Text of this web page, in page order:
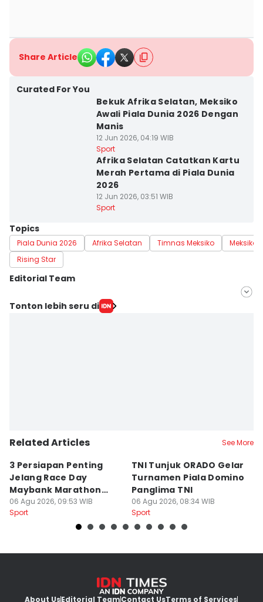
Share Article
Curated For You
Bekuk Afrika Selatan, Meksiko
Awali Piala Dunia 2026 Dengan
Manis
12 Jun 2026, 04:19 WIB
Sport
Afrika Selatan Catatkan Kartu
Merah Pertama di Piala Dunia
2026
12 Jun 2026, 03:51 WIB
Sport
Topics
Piala Dunia 2026 Afrika Selatan Timnas Meksiko
Meksiko
Rising Star
Editorial Team
Editor
Tonton lebih seru di
Related Articles See More
3 Persiapan Penting
Jelang Race Day
Maybank Marathon
2026
06 Agu 2026, 09:53 WIB
Sport
TNI Tunjuk ORADO Gelar
Turnamen Piala Domino
Panglima TNI
06 Agu 2026, 08:34 WIB
Sport
About UsEditorial TeamContact UsTerms of Services